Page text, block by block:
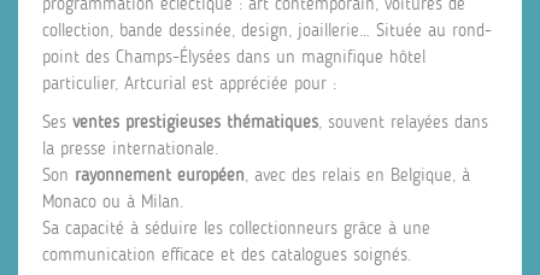
collection, bande dessinée, design, joaillerie… Située au rond-
point des Champs-Élysées dans un magnifique hôtel
particulier, Artcurial est appréciée pour :
Ses ventes prestigieuses thématiques, souvent relayées dans
la presse internationale.
Son rayonnement européen, avec des relais en Belgique, à
Monaco ou à Milan.
Sa capacité à séduire les collectionneurs grâce à une
communication efficace et des catalogues soignés.